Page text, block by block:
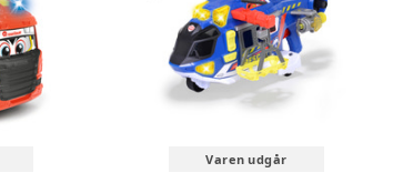
Varen udgår